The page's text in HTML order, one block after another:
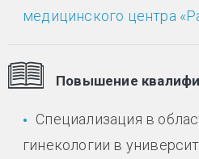
медицинского центра
Повышение
Специализация в
гинекологии в